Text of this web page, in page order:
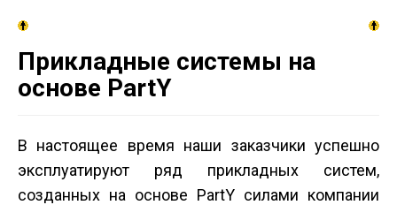
Прикладные системы на
основе PartY
В настоящее время наши заказчики успешно
эксплуатируют ряд прикладных систем,
созданных на основе PartY силами компании